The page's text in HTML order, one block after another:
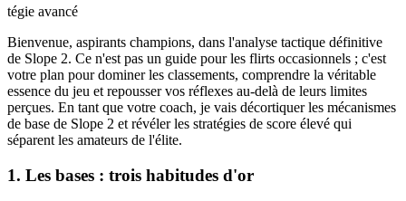
tégie avancé
Bienvenue, aspirants champions, dans l'analyse tactique définitive
de Slope 2. Ce n'est pas un guide pour les flirts occasionnels ; c'est
votre plan pour dominer les classements, comprendre la véritable
essence du jeu et repousser vos réflexes au-delà de leurs limites
perçues. En tant que votre coach, je vais décortiquer les mécanismes
de base de Slope 2 et révéler les stratégies de score élevé qui
séparent les amateurs de l'élite.
1. Les bases : trois habitudes d'or